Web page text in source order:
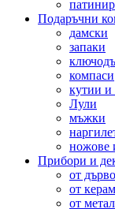
Подаръчни
дамски
запаки
компаси
кутии и
Лули
мъжки
ножове
Прибори и
от дърво
от
от метал